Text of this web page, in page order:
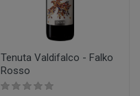
Tenuta Valdifalco - Falko
Rosso